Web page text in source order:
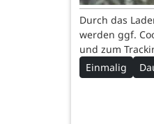
Durch das
werden ggf.
und zum
Einmalig